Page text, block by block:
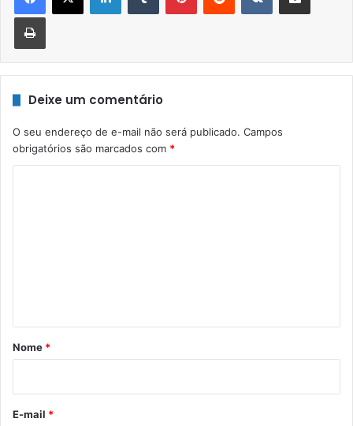
Imprimir
Deixe um comentário
O seu endereço de e-mail não será publicado. Campos
obrigatórios são marcados com *
r
*
Nome *
E-mail *